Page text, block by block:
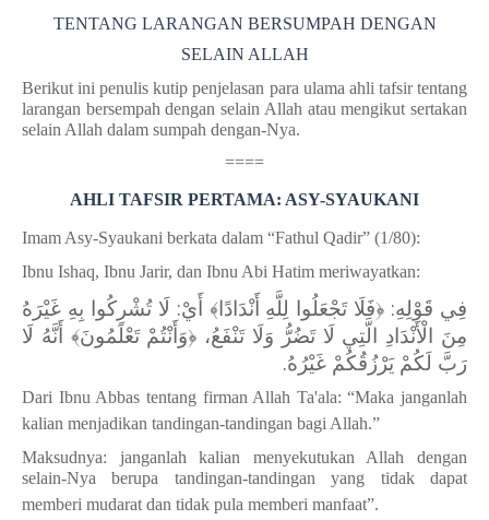
TENTANG LARANGAN BERSUMPAH DENGAN
SELAIN ALLAH
Berikut ini penulis kutip penjelasan para ulama ahli tafsir tentang
larangan bersempah dengan selain Allah atau mengikut sertakan
selain Allah dalam sumpah dengan-Nya.
====
AHLI TAFSIR PERTAMA: ASY-SYAUKANI
Imam Asy-Syaukani berkata dalam “Fathul Qadir” (1/80):
Ibnu Ishaq, Ibnu Jarir, dan Ibnu Abi Hatim meriwayatkan:
فِي قَوْلِهِ: ﴿فَلَا تَجْعَلُوا لِلَّهِ أَنْدَادًا﴾ أَيْ: لَا تُشْرِكُوا بِهِ غَيْرَهُ
مِنَ الْأَنْدَادِ الَّتِي لَا تَضُرُّ وَلَا تَنْفَعُ، ﴿وَأَنْتُمْ تَعْلَمُونَ﴾ أَنَّهُ لَا
رَبَّ لَكُمْ يَرْزُقُكُمْ غَيْرُهُ.
Dari Ibnu Abbas tentang firman Allah Ta'ala: “Maka janganlah
kalian menjadikan tandingan-tandingan bagi Allah.”
Maksudnya: janganlah kalian menyekutukan Allah dengan
selain-Nya berupa tandingan-tandingan yang tidak dapat
memberi mudarat dan tidak pula memberi manfaat”.